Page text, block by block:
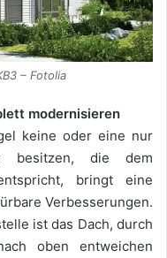
– Fotolia
modernisieren
keine oder eine nur
besitzen, die dem
bringt eine
Verbesserungen.
ist das Dach, durch
oben entweichen